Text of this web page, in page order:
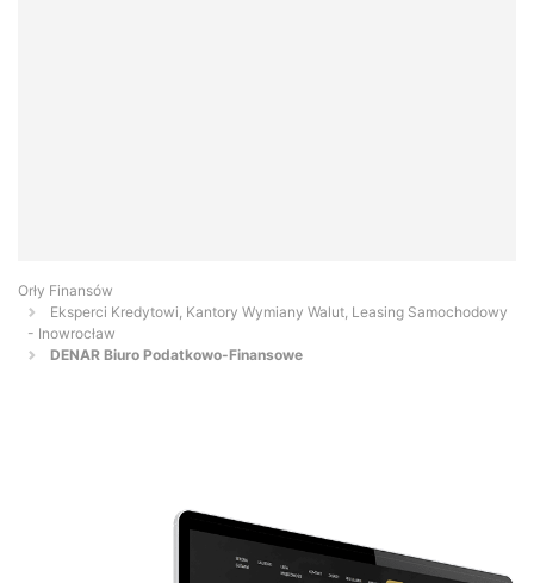
Orły Finansów
Eksperci Kredytowi, Kantory Wymiany Walut, Leasing Samochodowy
- Inowrocław
DENAR Biuro Podatkowo-Finansowe